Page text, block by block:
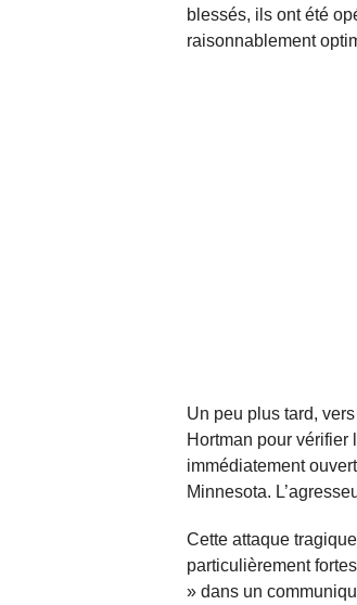
blessés, ils ont été
raisonnablement
Un peu plus tard,
Hortman pour vérifier
immédiatement
Minnesota.
Cette attaque
particulièrement
» dans un